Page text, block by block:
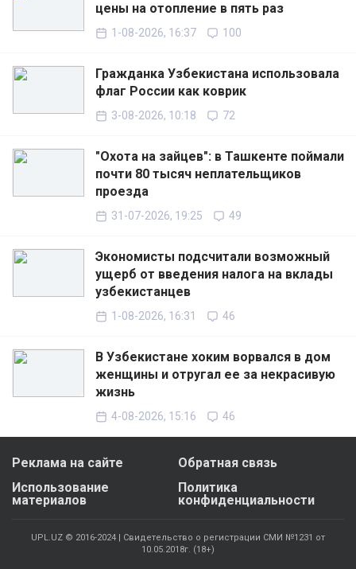
цены на отопление в пять раз
1-08-2026, 16:37 100
Гражданка Узбекистана использовала
флаг России как коврик
3-08-2026, 10:18 72
"Охота на зайцев": в Ташкенте поймали
почти 80 тысяч неплательщиков
проезда
31-07-2026, 19:25 49
Экономисты подсчитали возможный
ущерб от введения налога на вклады
узбекистанцев
1-08-2026, 16:31 46
В Узбекистане хоким ворвался в дом
женщины и отругал ее за некрасивую
жизнь
4-08-2026, 15:16 46
Реклама на сайте
Обратная связь
Использование
материалов
Политика
конфиденциальности
UPL.UZ © 2016-2024 | Свидетельство о регистрации СМИ №1231 от
10.05.2018г. (18+)